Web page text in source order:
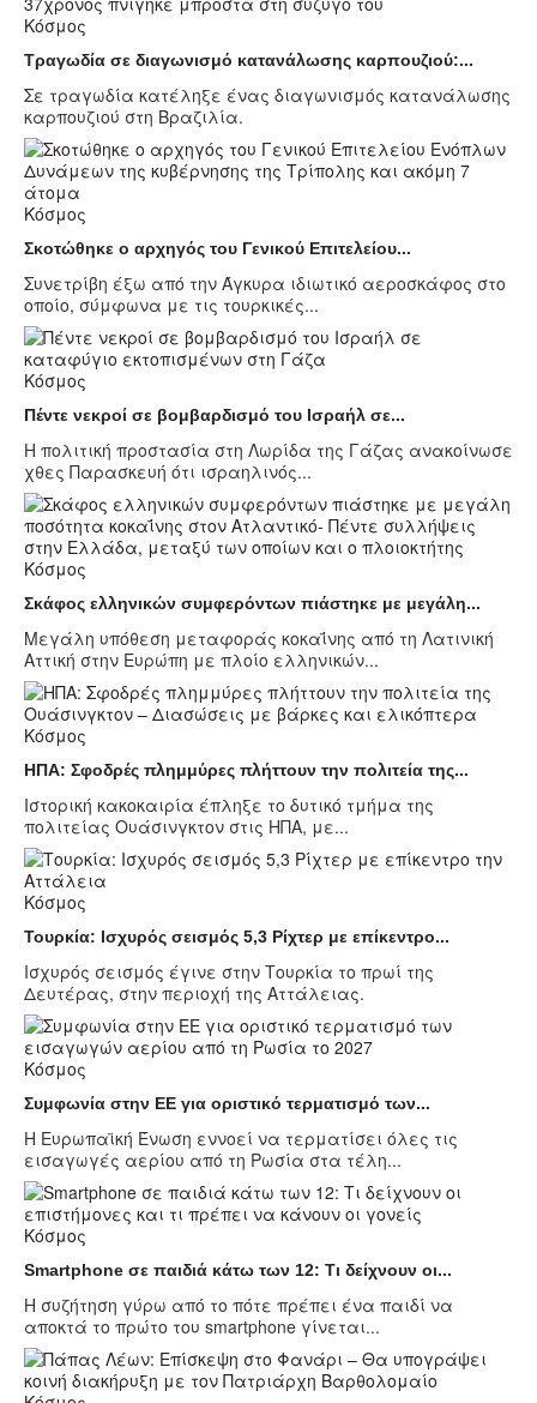
Κόσμος
Τραγωδία σε διαγωνισμό κατανάλωσης καρπουζιού:...
Σε τραγωδία κατέληξε ένας διαγωνισμός κατανάλωσης
καρπουζιού στη Βραζιλία.
Κόσμος
Σκοτώθηκε ο αρχηγός του Γενικού Επιτελείου...
Συνετρίβη έξω από την Άγκυρα ιδιωτικό αεροσκάφος στο
οποίο, σύμφωνα με τις τουρκικές...
Κόσμος
Πέντε νεκροί σε βομβαρδισμό του Ισραήλ σε...
Η πολιτική προστασία στη Λωρίδα της Γάζας ανακοίνωσε
χθες Παρασκευή ότι ισραηλινός...
Κόσμος
Σκάφος ελληνικών συμφερόντων πιάστηκε με μεγάλη...
Μεγάλη υπόθεση μεταφοράς κοκαΐνης από τη Λατινική
Αττική στην Ευρώπη με πλοίο ελληνικών...
Κόσμος
ΗΠΑ: Σφοδρές πλημμύρες πλήττουν την πολιτεία της...
Ιστορική κακοκαιρία έπληξε το δυτικό τμήμα της
πολιτείας Ουάσινγκτον στις ΗΠΑ, με...
Κόσμος
Τουρκία: Ισχυρός σεισμός 5,3 Ρίχτερ με επίκεντρο...
Ισχυρός σεισμός έγινε στην Τουρκία το πρωί της
Δευτέρας, στην περιοχή της Αττάλειας.
Κόσμος
Συμφωνία στην ΕΕ για οριστικό τερματισμό των...
Η Ευρωπαϊκή Ένωση εννοεί να τερματίσει όλες τις
εισαγωγές αερίου από τη Ρωσία στα τέλη...
Κόσμος
Smartphone σε παιδιά κάτω των 12: Τι δείχνουν οι...
Η συζήτηση γύρω από το πότε πρέπει ένα παιδί να
αποκτά το πρώτο του smartphone γίνεται...